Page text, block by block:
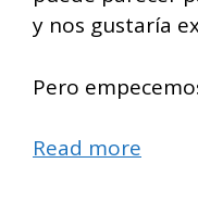
y nos gustaría
Pero
Read more